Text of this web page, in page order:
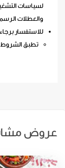
لسياسات
والعطلات
للاستفسار برجاء
تطبق الشروط
عروض